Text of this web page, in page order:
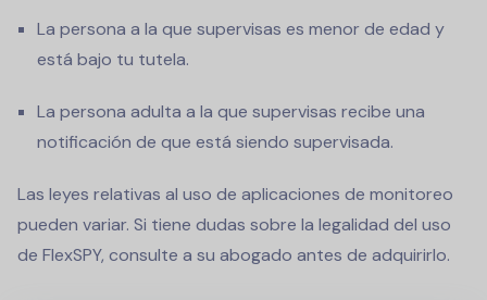
La persona a la que supervisas es menor de edad y
está bajo tu tutela.
La persona adulta a la que supervisas recibe una
notificación de que está siendo supervisada.
Las leyes relativas al uso de aplicaciones de monitoreo
pueden variar. Si tiene dudas sobre la legalidad del uso
de FlexSPY, consulte a su abogado antes de adquirirlo.